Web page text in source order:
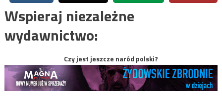
Wspieraj niezależne
wydawnictwo:
Czy jest jeszcze naród polski?